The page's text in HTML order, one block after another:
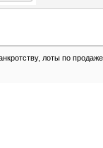
лоты по